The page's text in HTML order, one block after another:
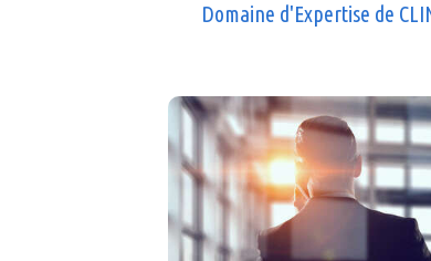
Domaine d'Expertise de